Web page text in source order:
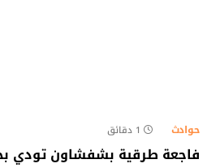
حوادث 1 دقائق
​فاجعة طرقية بشفشاون تودي